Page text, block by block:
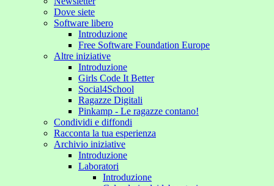
Dove siete
Software libero
Introduzione
Free Software Foundation Europe
Altre iniziative
Introduzione
Girls Code It Better
Social4School
Ragazze Digitali
Pinkamp - Le ragazze contano!
Condividi e diffondi
Racconta la tua esperienza
Archivio iniziative
Introduzione
Laboratori
Introduzione